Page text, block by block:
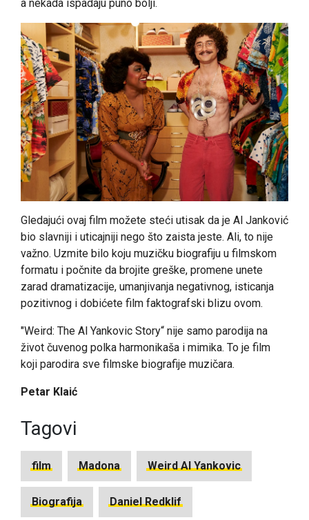
a nekada ispadaju puno bolji.
Gledajući ovaj film možete steći utisak da je Al Janković
bio slavniji i uticajniji nego što zaista jeste. Ali, to nije
važno. Uzmite bilo koju muzičku biografiju u filmskom
formatu i počnite da brojite greške, promene unete
zarad dramatizacije, umanjivanja negativnog, isticanja
pozitivnog i dobićete film faktografski blizu ovom.
"Weird: The Al Yankovic Story“ nije samo parodija na
život čuvenog polka harmonikaša i mimika. To je film
koji parodira sve filmske biografije muzičara.
Petar Klaić
Tagovi
film Madona Weird Al Yankovic
Biografija Daniel Redklif